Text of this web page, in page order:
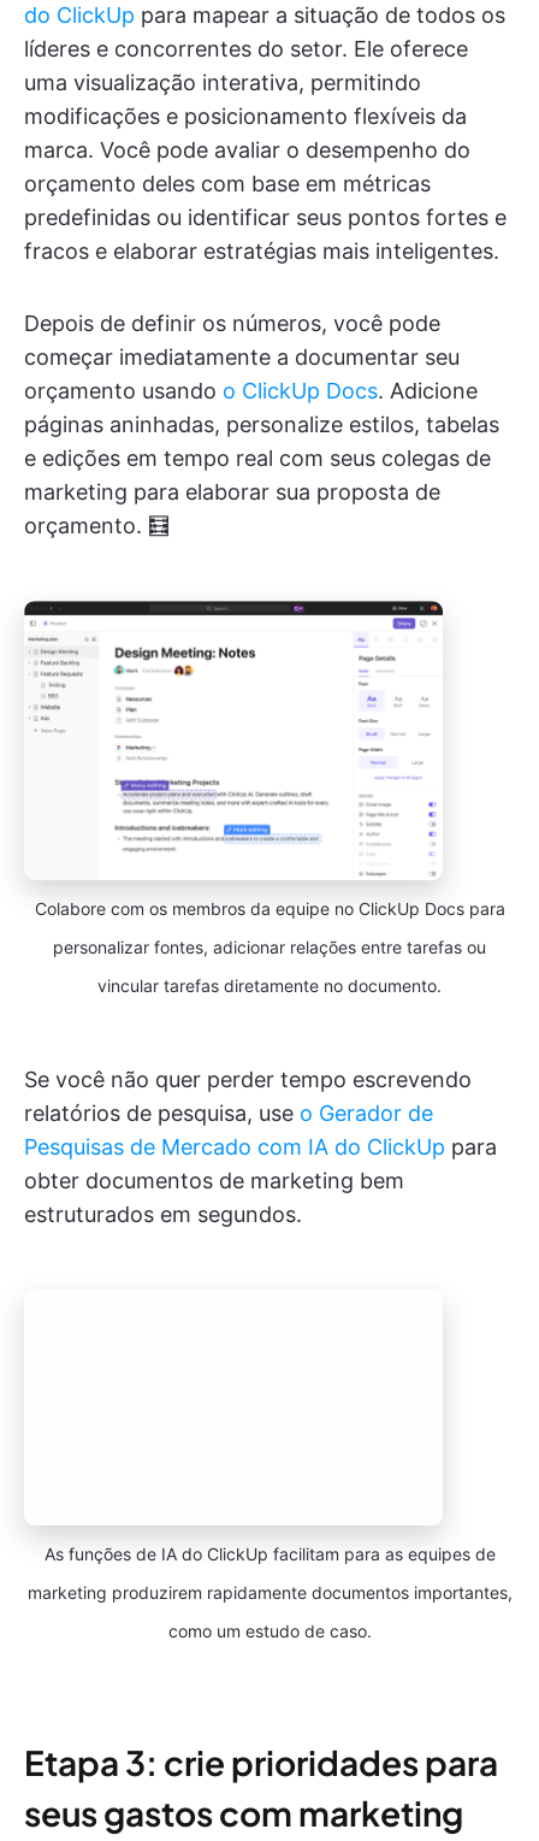
do ClickUp para mapear a situação de todos os
líderes e concorrentes do setor. Ele oferece
uma visualização interativa, permitindo
modificações e posicionamento flexíveis da
marca. Você pode avaliar o desempenho do
orçamento deles com base em métricas
predefinidas ou identificar seus pontos fortes e
fracos e elaborar estratégias mais inteligentes.
Depois de definir os números, você pode
começar imediatamente a documentar seu
orçamento usando o ClickUp Docs. Adicione
páginas aninhadas, personalize estilos, tabelas
e edições em tempo real com seus colegas de
marketing para elaborar sua proposta de
orçamento. 🧮
Colabore com os membros da equipe no ClickUp Docs para
personalizar fontes, adicionar relações entre tarefas ou
vincular tarefas diretamente no documento.
Se você não quer perder tempo escrevendo
relatórios de pesquisa, use o Gerador de
Pesquisas de Mercado com IA do ClickUp para
obter documentos de marketing bem
estruturados em segundos.
As funções de IA do ClickUp facilitam para as equipes de
marketing produzirem rapidamente documentos importantes,
como um estudo de caso.
Etapa 3: crie prioridades para
seus gastos com marketing